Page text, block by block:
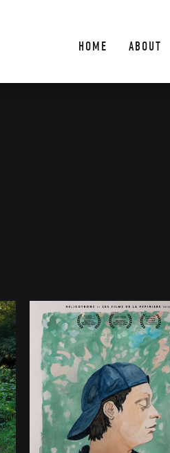
HOME ABOUT